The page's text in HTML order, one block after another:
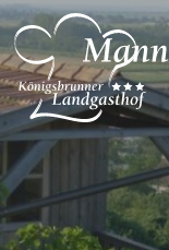
Skip
to
main
content